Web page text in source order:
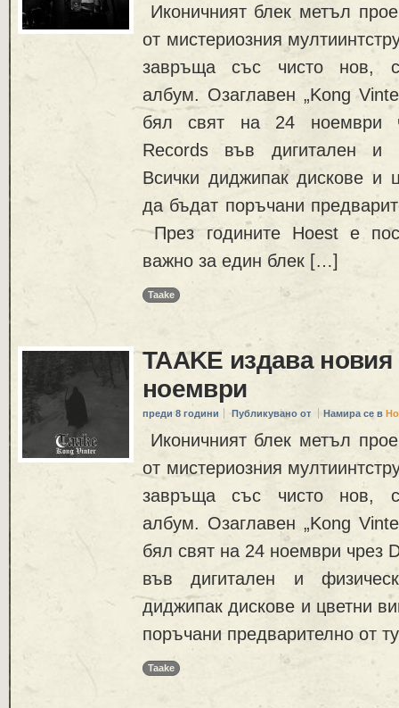
Иконичният блек метъл
от мистериозния
завръща със чисто нов,
албум. Озаглавен „Kong
бял свят на 24 ноември
Records във дигитален и
Всички диджипак дискове и
да бъдат поръчани
През годините Hoest е
важно за един блек […]
Taake
TAAKE издава
ноември
преди 8 години Публикувано от Намира се в
Иконичният блек метъл
от мистериозния
завръща със чисто нов,
албум. Озаглавен „Kong
бял свят на 24 ноември чрез
във дигитален и
диджипак дискове и цветни
поръчани предварително от
Taake